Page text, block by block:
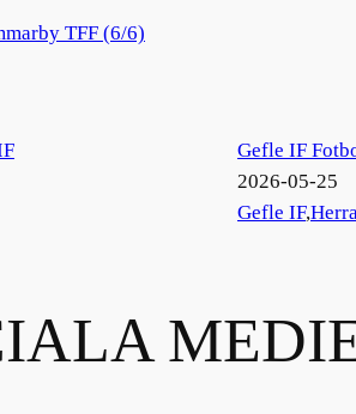
TFF (6/6)
Gefle IF
2026-05-25
Gefle IF,